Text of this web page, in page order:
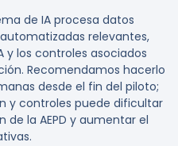
de IA procesa datos
relevantes,
los controles asociados
Recomendamos hacerlo
desde el fin del piloto;
y controles puede dificultar
la AEPD y aumentar el